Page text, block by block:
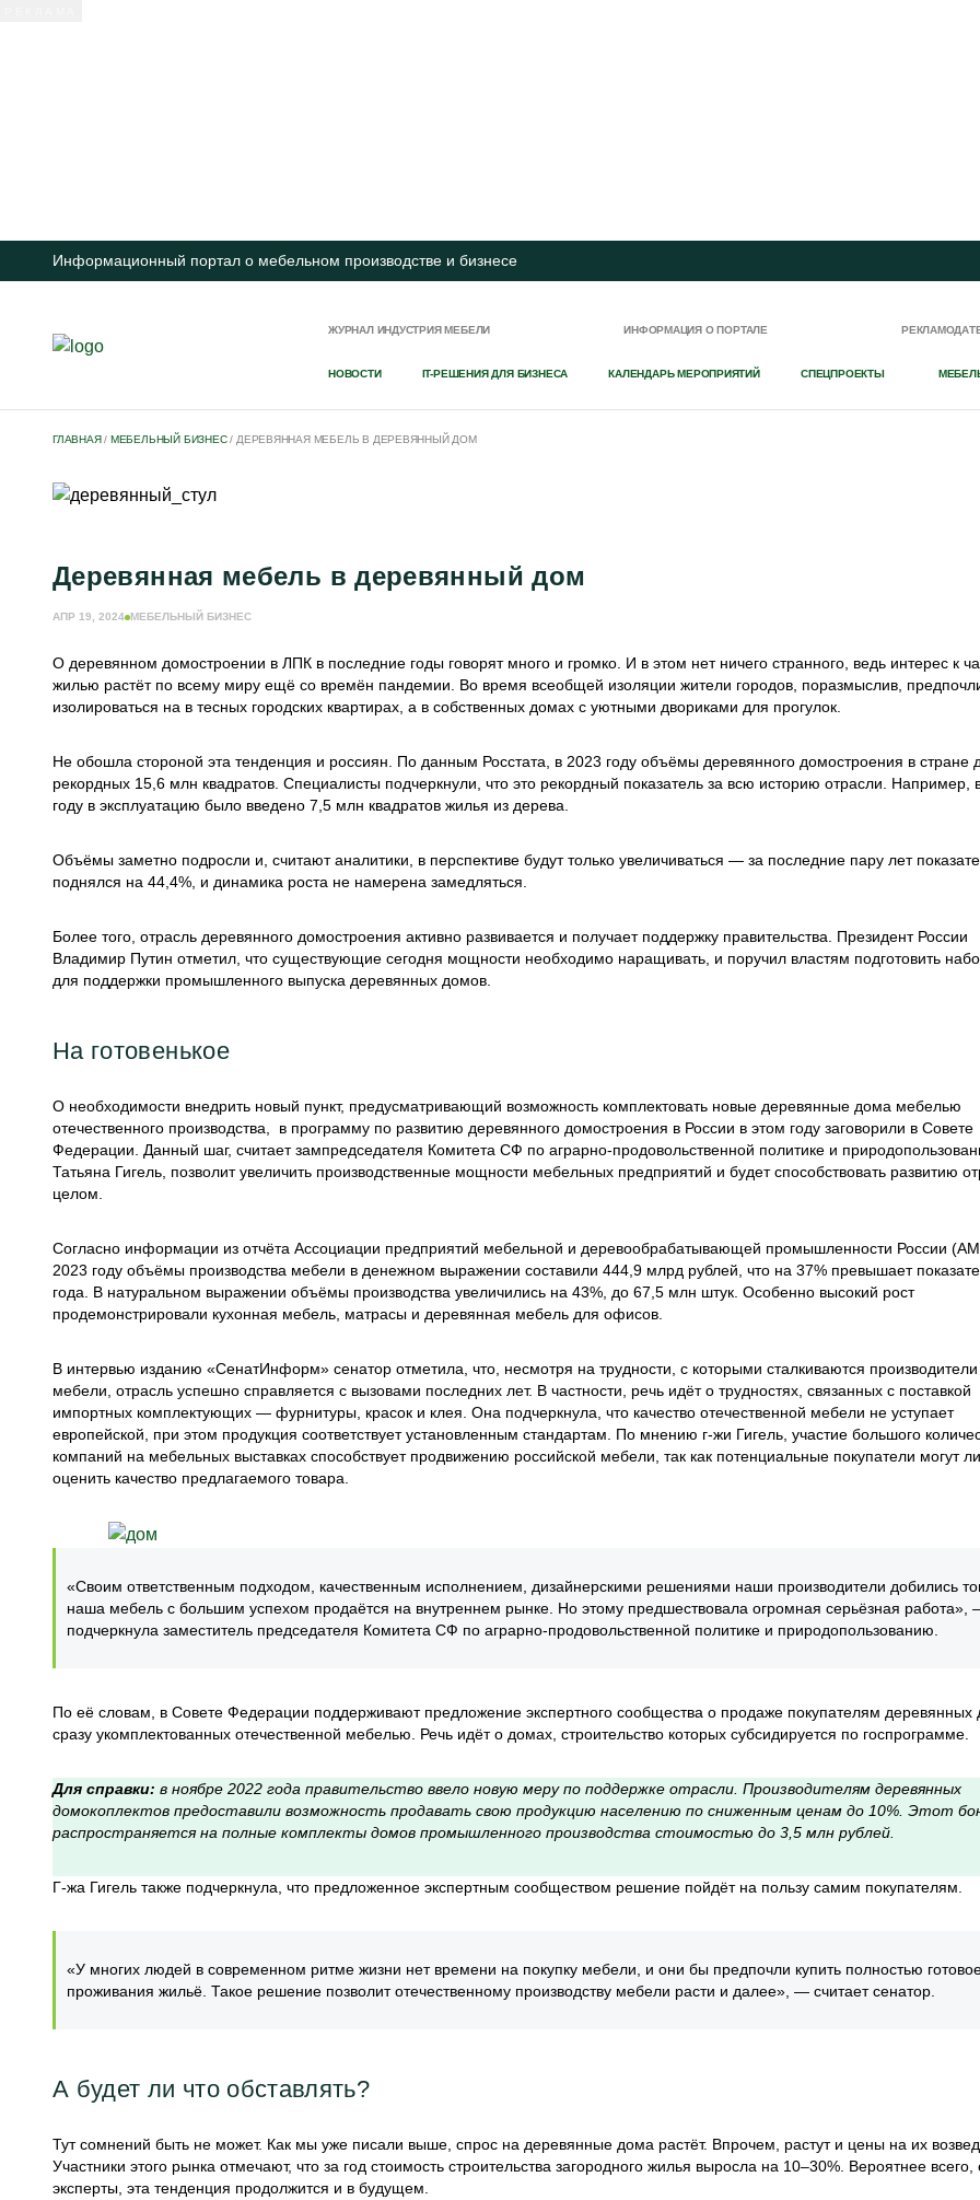
Информационный портал о мебельном производстве и бизнесе
ЖУРНАЛ ИНДУСТРИЯ МЕБЕЛИ ИНФОРМАЦИЯ О ПОРТАЛЕ
НОВОСТИ IT-РЕШЕНИЯ ДЛЯ БИЗНЕСА КАЛЕНДАРЬ МЕРОПРИЯТИЙ СПЕЦПРОЕКТЫ
ГЛАВНАЯ/ МЕБЕЛЬНЫЙ БИЗНЕС/ ДЕРЕВЯННАЯ МЕБЕЛЬ В ДЕРЕВЯННЫЙ ДОМ
Деревянная мебель в деревянный дом
АПР 19, 2024 МЕБЕЛЬНЫЙ БИЗНЕС
О деревянном домостроении в ЛПК в последние годы говорят много и громко. И в этом нет ничего странного, ведь интерес к
жилью растёт по всему миру ещё со времён пандемии. Во время всеобщей изоляции жители городов, поразмыслив,
изолироваться на в тесных городских квартирах, а в собственных домах с уютными двориками для прогулок.
Не обошла стороной эта тенденция и россиян. По данным Росстата, в 2023 году объёмы деревянного домостроения в стране
рекордных 15,6 млн квадратов. Специалисты подчеркнули, что это рекордный показатель за всю историю отрасли. Например,
году в эксплуатацию было введено 7,5 млн квадратов жилья из дерева.
Объёмы заметно подросли и, считают аналитики, в перспективе будут только увеличиваться — за последние пару лет
поднялся на 44,4%, и динамика роста не намерена замедляться.
Более того, отрасль деревянного домостроения активно развивается и получает поддержку правительства. Президент России
Владимир Путин отметил, что существующие сегодня мощности необходимо наращивать, и поручил властям подготовить
для поддержки промышленного выпуска деревянных домов.
На готовенькое
О необходимости внедрить новый пункт, предусматривающий возможность комплектовать новые деревянные дома мебелью
отечественного производства, в программу по развитию деревянного домостроения в России в этом году заговорили в Совете
Федерации. Данный шаг, считает зампредседателя Комитета СФ по аграрно-продовольственной политике и
Татьяна Гигель, позволит увеличить производственные мощности мебельных предприятий и будет способствовать развитию
целом.
Согласно информации из отчёта Ассоциации предприятий мебельной и деревообрабатывающей промышленности России
2023 году объёмы производства мебели в денежном выражении составили 444,9 млрд рублей, что на 37% превышает
года. В натуральном выражении объёмы производства увеличились на 43%, до 67,5 млн штук. Особенно высокий рост
продемонстрировали кухонная мебель, матрасы и деревянная мебель для офисов.
В интервью изданию «СенатИнформ» сенатор отметила, что, несмотря на трудности, с которыми сталкиваются производители
мебели, отрасль успешно справляется с вызовами последних лет. В частности, речь идёт о трудностях, связанных с поставкой
импортных комплектующих — фурнитуры, красок и клея. Она подчеркнула, что качество отечественной мебели не уступает
европейской, при этом продукция соответствует установленным стандартам. По мнению г-жи Гигель, участие большого
компаний на мебельных выставках способствует продвижению российской мебели, так как потенциальные покупатели могут
оценить качество предлагаемого товара.
«Своим ответственным подходом, качественным исполнением, дизайнерскими решениями наши производители добились
наша мебель с большим успехом продаётся на внутреннем рынке. Но этому предшествовала огромная серьёзная работа»,
подчеркнула заместитель председателя Комитета СФ по аграрно-продовольственной политике и природопользованию.
По её словам, в Совете Федерации поддерживают предложение экспертного сообщества о продаже покупателям деревянных
сразу укомплектованных отечественной мебелью. Речь идёт о домах, строительство которых субсидируется по госпрограмме.
Для справки: в ноябре 2022 года правительство ввело новую меру по поддержке отрасли. Производителям деревянных
домокоплектов предоставили возможность продавать свою продукцию населению по сниженным ценам до 10%. Этот
распространяется на полные комплекты домов промышленного производства стоимостью до 3,5 млн рублей.
Г-жа Гигель также подчеркнула, что предложенное экспертным сообществом решение пойдёт на пользу самим покупателям.
«У многих людей в современном ритме жизни нет времени на покупку мебели, и они бы предпочли купить полностью
проживания жильё. Такое решение позволит отечественному производству мебели расти и далее», — считает сенатор.
А будет ли что обставлять?
Тут сомнений быть не может. Как мы уже писали выше, спрос на деревянные дома растёт. Впрочем, растут и цены на их
Участники этого рынка отмечают, что за год стоимость строительства загородного жилья выросла на 10–30%. Вероятнее всего,
эксперты, эта тенденция продолжится и в будущем.